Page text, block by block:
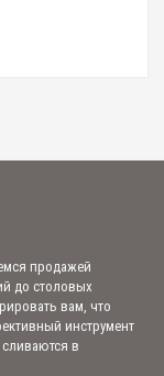
продажей
до столовых
вам, что
инструмент
в